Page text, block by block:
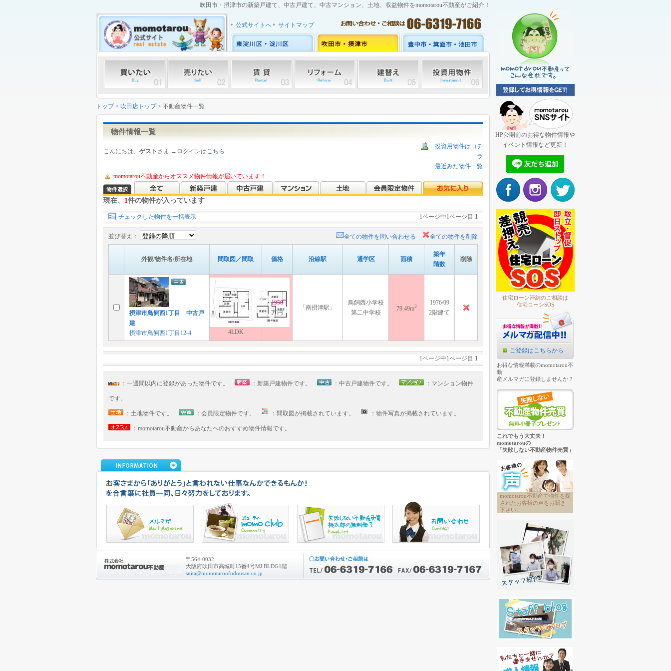
吹田市・摂津市の新築戸建て、中古戸建て、中古マンション、土地、収益物件をmomotarou不動産がご紹介！
公式サイトへ サイトマップ
トップ> 吹田店トップ> 不動産物件一覧
物件情報一覧
こんにちは、 ゲスト さま →ログインはこちら
投資用物件はコチ
ラ
最近みた物件一覧
momotarou不動産からオススメ物件情報が届いています！
現在、 1件の物件が入っています
チェックした物件を一括表示 1ページ中1ページ目 1
並び替え： 全ての物件を問い合わせる 全ての物件を削除
外観/物件名/所在地 間取図／間取 価格 沿線駅 通学区 面積
築年
階数
削除
摂津市鳥飼西1丁目 中古戸
建
摂津市鳥飼西1丁目12-4
4LDK
1950
万円
「南摂津駅」
鳥飼西小学校
第二中学校
79.49m2
1976/09
2階建て
1ページ中1ページ目 1
：一週間以内に登録があった物件です。 ：新築戸建物件です。 ：中古戸建物件です。 ：マンション物件
です。
：土地物件です。 ：会員限定物件です。 ：間取図が掲載されています。 ：物件写真が掲載されています。
：momotarou不動産からあなたへのおすすめ物件情報です。
〒564-0032
大阪府吹田市高城町15番4号MJ BLDG1階
suita@momotaroufudousan.co.jp
HP公開前のお得な物件情報や
イベント情報など更新！
住宅ローン滞納のご相談は
住宅ローンSOS
ご登録はこちらから
お得な情報満載のmomotarou不
動
産メルマガに登録しませんか？
これでもう大丈夫！
momotarouの
「失敗しない不動産物件売買」
momotarou不動産で物件を探
されたお客様の声をお聞き
下さい。